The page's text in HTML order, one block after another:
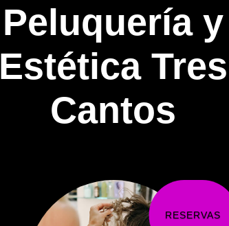
Peluquería y
Estética Tres
Cantos
RESERVAS